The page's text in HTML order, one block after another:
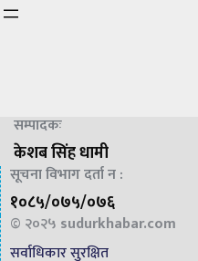
सम्पादकः
केशब सिंह धामी
सूचना विभाग दर्ता न :
१०८५/०७५/०७६
© २०२५ sudurkhabar.com
सर्वाधिकार सुरक्षित